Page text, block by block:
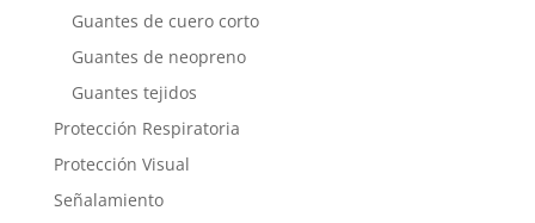
Guantes de cuero corto
Guantes de neopreno
Guantes tejidos
Protección Respiratoria
Protección Visual
Señalamiento